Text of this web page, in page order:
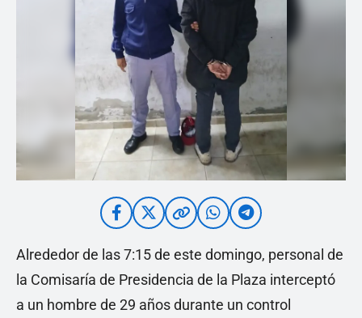
Alrededor de las 7:15 de este domingo, personal de
la Comisaría de Presidencia de la Plaza interceptó
a un hombre de 29 años durante un control